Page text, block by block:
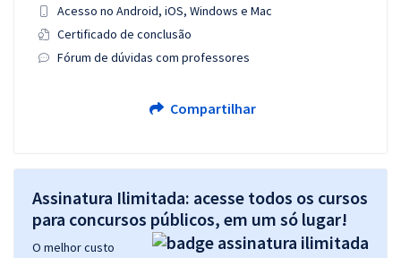
Acesso no Android, iOS, Windows e Mac
Certificado de conclusão
Fórum de dúvidas com professores
Compartilhar
Assinatura Ilimitada: acesse todos os cursos
para concursos públicos, em um só lugar!
O melhor custo